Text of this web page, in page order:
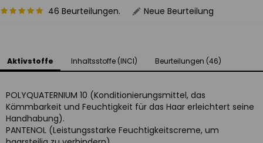
46 Beurteilungen. Neue Beurteilung
Aktivstoffe Inhaltsstoffe (INCI) Beurteilungen (46)
POLYQUATERNIUM 10 (Konditionierungsmittel, das
Kämmbarkeit und Feuchtigkeit für das Haar erleichtert seine
Handhabung).
PANTENOL (Leistungsstarke Feuchtigkeitscreme, um